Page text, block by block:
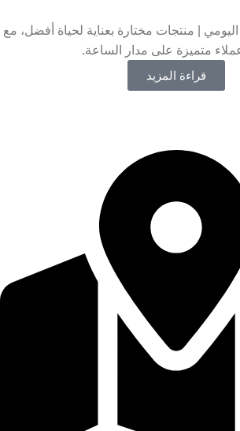
| منتجات مختارة بعناية لحياة أفضل، مع
متميزة على مدار الساعة.
قراءة المزيد